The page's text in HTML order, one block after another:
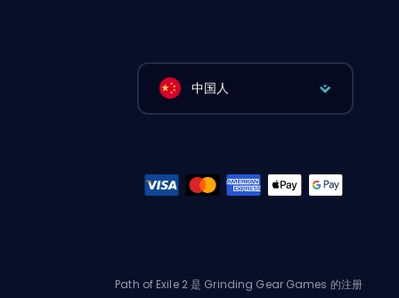
中国人
Path of Exile 2 是 Grinding Gear Games 的注册